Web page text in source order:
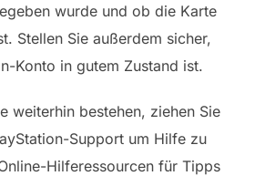
wurde und ob die Karte
Stellen Sie außerdem sicher,
Konto in gutem Zustand ist.
weiterhin bestehen, ziehen Sie
Support um Hilfe zu
Hilferessourcen für Tipps